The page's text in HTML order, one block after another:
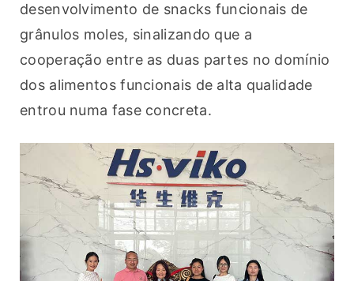
desenvolvimento de snacks funcionais de
grânulos moles, sinalizando que a
cooperação entre as duas partes no domínio
dos alimentos funcionais de alta qualidade
entrou numa fase concreta.